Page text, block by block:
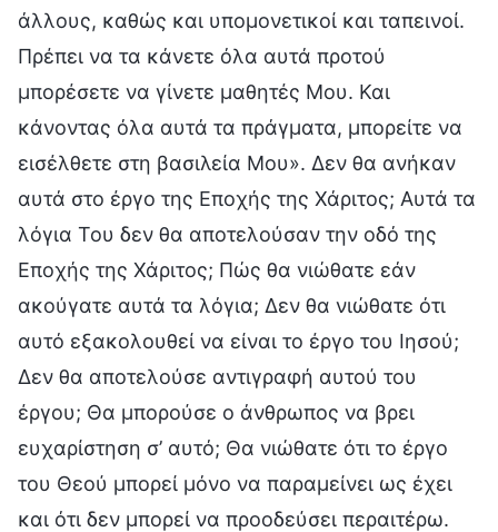
άλλους, καθώς και υπομονετικοί και ταπεινοί.
Πρέπει να τα κάνετε όλα αυτά προτού
μπορέσετε να γίνετε μαθητές Μου. Και
κάνοντας όλα αυτά τα πράγματα, μπορείτε να
εισέλθετε στη βασιλεία Μου». Δεν θα ανήκαν
αυτά στο έργο της Εποχής της Χάριτος; Αυτά τα
λόγια Του δεν θα αποτελούσαν την οδό της
Εποχής της Χάριτος; Πώς θα νιώθατε εάν
ακούγατε αυτά τα λόγια; Δεν θα νιώθατε ότι
αυτό εξακολουθεί να είναι το έργο του Ιησού;
Δεν θα αποτελούσε αντιγραφή αυτού του
έργου; Θα μπορούσε ο άνθρωπος να βρει
ευχαρίστηση σ’ αυτό; Θα νιώθατε ότι το έργο
του Θεού μπορεί μόνο να παραμείνει ως έχει
και ότι δεν μπορεί να προοδεύσει περαιτέρω.